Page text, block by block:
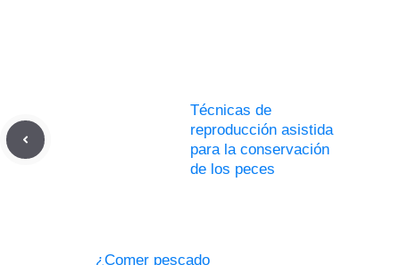
Técnicas de
reproducción asistida
para la conservación
de los peces
¿Comer pescado